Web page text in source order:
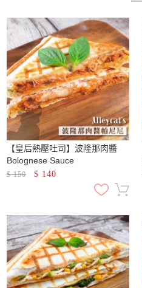
【皇后熱壓吐司】波隆那肉醬
Bolognese Sauce
$150 $ 140